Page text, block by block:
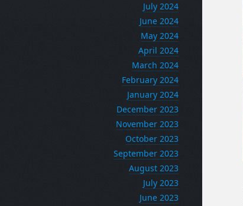
July 2024
June 2024
May 2024
April 2024
March 2024
February 2024
January 2024
December 2023
November 2023
October 2023
September 2023
August 2023
July 2023
June 2023